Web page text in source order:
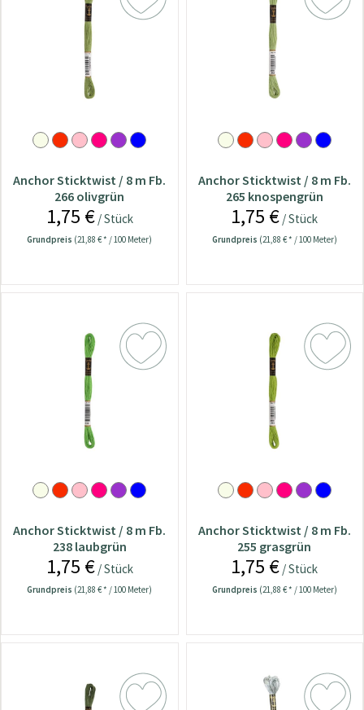
Anchor Sticktwist / 8 m Fb.
266 olivgrün
1,75 €/ Stück
Grundpreis (21,88 € * / 100 Meter)
Anchor Sticktwist / 8 m Fb.
265 knospengrün
1,75 € / Stück
Grundpreis (21,88 € * / 100 Meter)
Anchor Sticktwist / 8 m Fb.
238 laubgrün
1,75 €/ Stück
Grundpreis (21,88 € * / 100 Meter)
Anchor Sticktwist / 8 m Fb.
255 grasgrün
1,75 € / Stück
Grundpreis (21,88 € * / 100 Meter)